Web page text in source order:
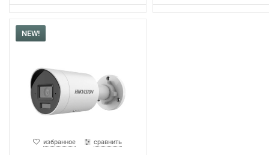
NEW!
избранное сравнить